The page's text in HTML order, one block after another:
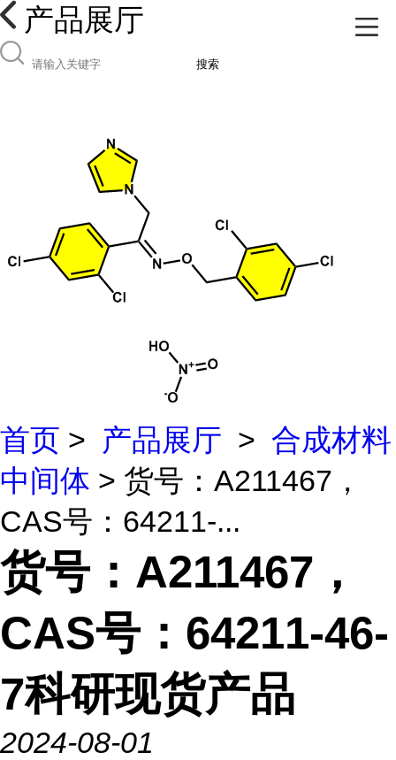
产品展厅
搜索
首页 > 产品展厅 > 合成材料
中间体 > 货号：A211467，
CAS号：64211-...
货号：A211467，
CAS号：64211-46-
7科研现货产品
2024-08-01